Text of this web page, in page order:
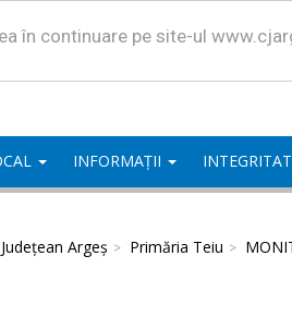
în continuare pe site-ul
INFORMAȚII
Argeș Primăria Teiu